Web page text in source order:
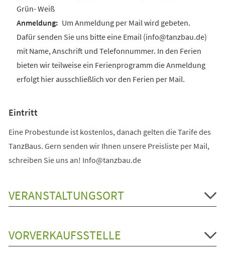
Grün- Weiß
Um Anmeldung per Mail wird gebeten.
Dafür senden Sie uns bitte eine Email (info@tanzbau.de)
mit Name, Anschrift und Telefonnummer. In den Ferien
bieten wir teilweise ein Ferienprogramm die Anmeldung
erfolgt hier ausschließlich vor den Ferien per Mail.
Eintritt
Eine Probestunde ist kostenlos, danach gelten die Tarife des
TanzBaus. Gern senden wir Ihnen unsere Preisliste per Mail,
schreiben Sie uns an! Info@tanzbau.de
VERANSTALTUNGSORT
VORVERKAUFSSTELLE